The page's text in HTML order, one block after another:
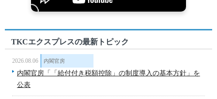
TKCエクスプレスの最新トピック
2026.08.06 内閣官房
内閣官房「「給付付き税額控除」の制度導入の基本方針」を
公表